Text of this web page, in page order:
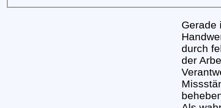
Gerade
durch
der